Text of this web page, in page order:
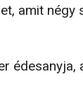
amit
édesanyja,